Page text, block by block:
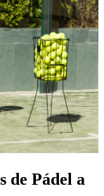
de Pádel a